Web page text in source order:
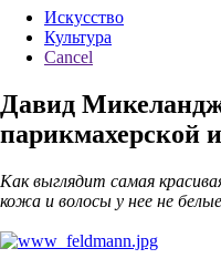
Искусство
Культура
Cancel
Давид
парикмахерской
Как выглядит самая
кожа и волосы у нее не